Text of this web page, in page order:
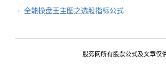
全能操盘王主图之选股指标公式
股旁网所有股票公式及文章仅